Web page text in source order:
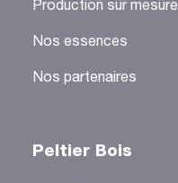
Production sur mesure
Nos essences
Nos partenaires
Peltier Bois